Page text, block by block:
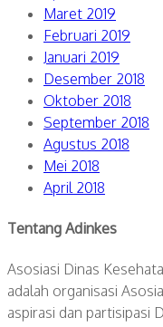
Maret 2019
Februari 2019
Januari 2019
Desember 2018
Oktober 2018
September 2018
Agustus 2018
Mei 2018
April 2018
Tentang Adinkes
Asosiasi Dinas
adalah organisasi
aspirasi dan partisipasi